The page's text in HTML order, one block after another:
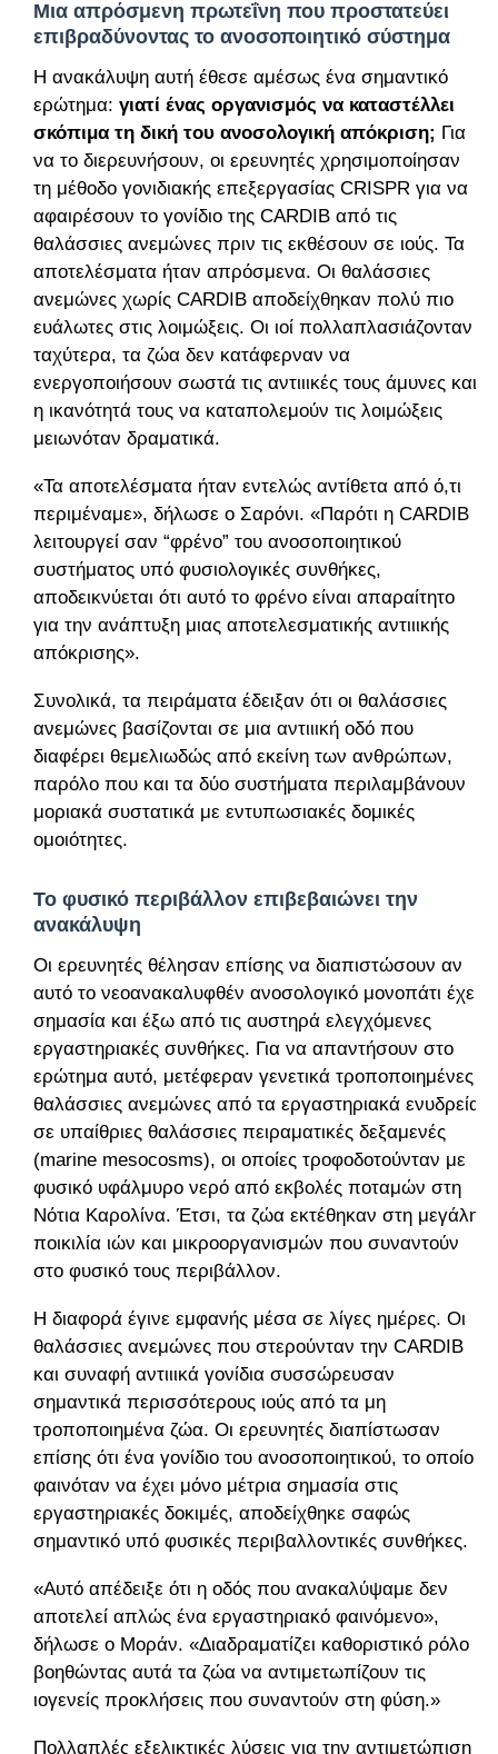
Μια απρόσμενη πρωτεΐνη που προστατεύει
επιβραδύνοντας το ανοσοποιητικό σύστημα
Η ανακάλυψη αυτή έθεσε αμέσως ένα σημαντικό
ερώτημα: γιατί ένας οργανισμός να καταστέλλει
σκόπιμα τη δική του ανοσολογική απόκριση; Για
να το διερευνήσουν, οι ερευνητές χρησιμοποίησαν
τη μέθοδο γονιδιακής επεξεργασίας CRISPR για να
αφαιρέσουν το γονίδιο της CARDIB από τις
θαλάσσιες ανεμώνες πριν τις εκθέσουν σε ιούς. Τα
αποτελέσματα ήταν απρόσμενα. Οι θαλάσσιες
ανεμώνες χωρίς CARDIB αποδείχθηκαν πολύ πιο
ευάλωτες στις λοιμώξεις. Οι ιοί πολλαπλασιάζονταν
ταχύτερα, τα ζώα δεν κατάφερναν να
ενεργοποιήσουν σωστά τις αντιιικές τους άμυνες και
η ικανότητά τους να καταπολεμούν τις λοιμώξεις
μειωνόταν δραματικά.
«Τα αποτελέσματα ήταν εντελώς αντίθετα από ό,τι
περιμέναμε», δήλωσε ο Σαρόνι. «Παρότι η CARDIB
λειτουργεί σαν “φρένο” του ανοσοποιητικού
συστήματος υπό φυσιολογικές συνθήκες,
αποδεικνύεται ότι αυτό το φρένο είναι απαραίτητο
για την ανάπτυξη μιας αποτελεσματικής αντιιικής
απόκρισης».
Συνολικά, τα πειράματα έδειξαν ότι οι θαλάσσιες
ανεμώνες βασίζονται σε μια αντιιική οδό που
διαφέρει θεμελιωδώς από εκείνη των ανθρώπων,
παρόλο που και τα δύο συστήματα περιλαμβάνουν
μοριακά συστατικά με εντυπωσιακές δομικές
ομοιότητες.
Το φυσικό περιβάλλον επιβεβαιώνει την
ανακάλυψη
Οι ερευνητές θέλησαν επίσης να διαπιστώσουν αν
αυτό το νεοανακαλυφθέν ανοσολογικό μονοπάτι έχει
σημασία και έξω από τις αυστηρά ελεγχόμενες
εργαστηριακές συνθήκες. Για να απαντήσουν στο
ερώτημα αυτό, μετέφεραν γενετικά τροποποιημένες
θαλάσσιες ανεμώνες από τα εργαστηριακά ενυδρεία
σε υπαίθριες θαλάσσιες πειραματικές δεξαμενές
(marine mesocosms), οι οποίες τροφοδοτούνταν με
φυσικό υφάλμυρο νερό από εκβολές ποταμών στη
Νότια Καρολίνα. Έτσι, τα ζώα εκτέθηκαν στη μεγάλη
ποικιλία ιών και μικροοργανισμών που συναντούν
στο φυσικό τους περιβάλλον.
Η διαφορά έγινε εμφανής μέσα σε λίγες ημέρες. Οι
θαλάσσιες ανεμώνες που στερούνταν την CARDIB
και συναφή αντιιικά γονίδια συσσώρευσαν
σημαντικά περισσότερους ιούς από τα μη
τροποποιημένα ζώα. Οι ερευνητές διαπίστωσαν
επίσης ότι ένα γονίδιο του ανοσοποιητικού, το οποίο
φαινόταν να έχει μόνο μέτρια σημασία στις
εργαστηριακές δοκιμές, αποδείχθηκε σαφώς
σημαντικό υπό φυσικές περιβαλλοντικές συνθήκες.
«Αυτό απέδειξε ότι η οδός που ανακαλύψαμε δεν
αποτελεί απλώς ένα εργαστηριακό φαινόμενο»,
δήλωσε ο Μοράν. «Διαδραματίζει καθοριστικό ρόλο
βοηθώντας αυτά τα ζώα να αντιμετωπίζουν τις
ιογενείς προκλήσεις που συναντούν στη φύση.»
Πολλαπλές εξελικτικές λύσεις για την αντιμετώπιση